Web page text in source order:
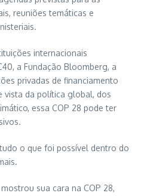
reuniões temáticas e
internacionais
a Fundação Bloomberg, a
privadas de financiamento
vista da política global, dos
essa COP 28 pode ter
o que foi possível dentro do
sua cara na COP 28,